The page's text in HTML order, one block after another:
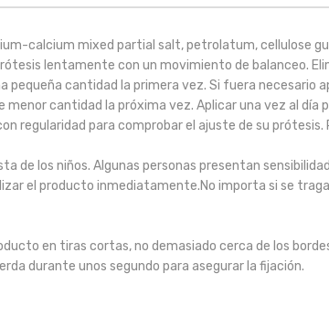
calcium mixed partial salt, petrolatum, cellulose
lentamente con un movimiento de balanceo.
pequeña cantidad la primera vez. Si fuera necesario
menor cantidad la próxima vez. Aplicar una vez al día
regularidad para comprobar el ajuste de su
de los niños. Algunas personas presentan
el producto inmediatamente.No importa si se
en tiras cortas, no demasiado cerca de los
durante unos segundo para asegurar la fijación.